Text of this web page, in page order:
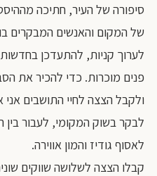
סיפורה של העיר, חתיכה
של המקום והאנשים המבקרים
לערוך קניות, להתעדכן
פנים מוכרות. כדי להכיר את
ולקבל הצצה לחיי התושבים אני
לבקר בשוק המקומי, לעבור בין
לאסוף גודיז והמון אווירה.
קבלו הצצה לשלושה שווקים